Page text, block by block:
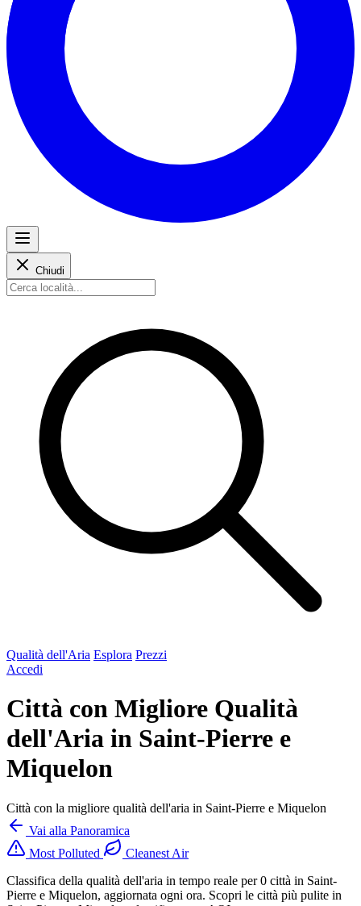
Chiudi
Qualità dell'Aria Esplora Prezzi
Accedi
Città con Migliore Qualità
dell'Aria in Saint-Pierre e
Miquelon
Città con la migliore qualità dell'aria in Saint-Pierre e Miquelon
Vai alla Panoramica
Most Polluted
Cleanest Air
Classifica della qualità dell'aria in tempo reale per 0 città in Saint-
Pierre e Miquelon, aggiornata ogni ora. Scopri le città più pulite in